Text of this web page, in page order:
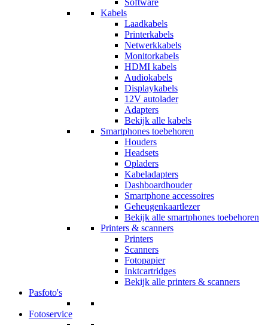
Software
Kabels
Laadkabels
Printerkabels
Netwerkkabels
Monitorkabels
HDMI kabels
Audiokabels
Displaykabels
12V autolader
Adapters
Bekijk alle kabels
Smartphones toebehoren
Houders
Headsets
Opladers
Kabeladapters
Dashboardhouder
Smartphone accessoires
Geheugenkaartlezer
Bekijk alle smartphones toebehoren
Printers & scanners
Printers
Scanners
Fotopapier
Inktcartridges
Bekijk alle printers & scanners
Pasfoto's
Fotoservice